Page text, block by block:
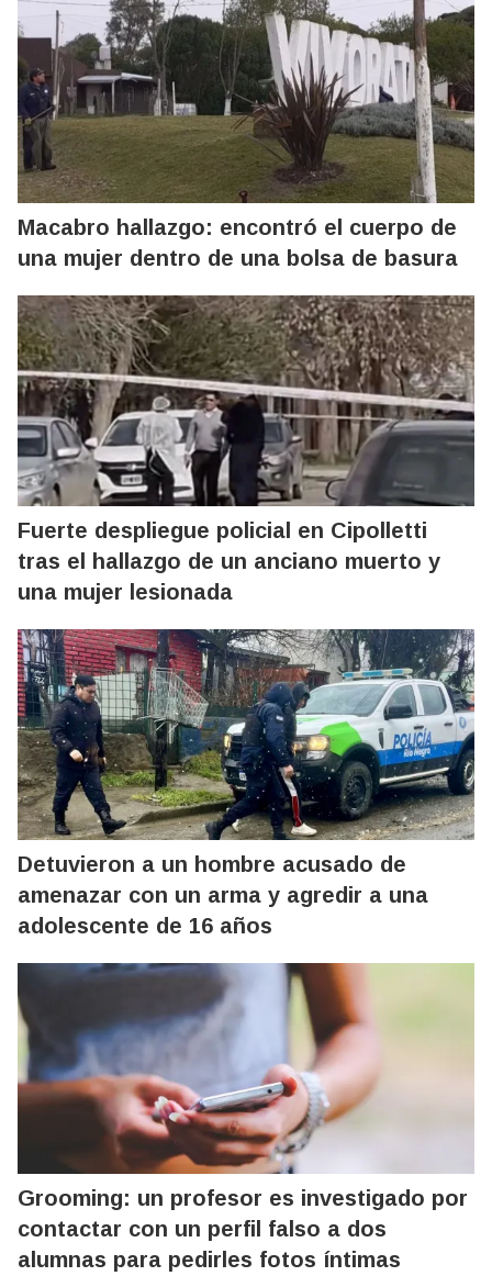
Macabro hallazgo: encontró el cuerpo de
una mujer dentro de una bolsa de basura
Fuerte despliegue policial en Cipolletti
tras el hallazgo de un anciano muerto y
una mujer lesionada
Detuvieron a un hombre acusado de
amenazar con un arma y agredir a una
adolescente de 16 años
Grooming: un profesor es investigado por
contactar con un perfil falso a dos
alumnas para pedirles fotos íntimas